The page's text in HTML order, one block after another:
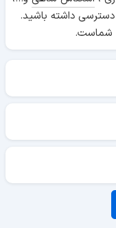
داشته باشید.
شماست.